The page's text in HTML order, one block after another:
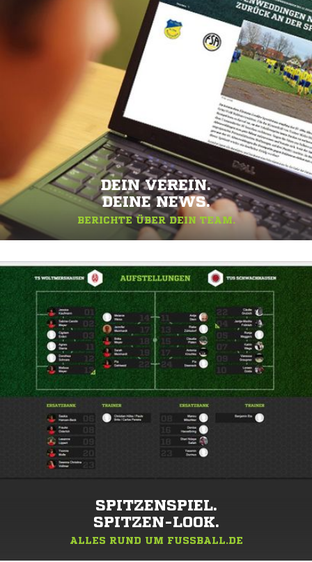
DEIN VEREIN.
DEINE NEWS.
BERICHTE ÜBER DEIN TEAM.
SPITZENSPIEL.
SPITZEN-LOOK.
ALLES RUND UM FUSSBALL.DE